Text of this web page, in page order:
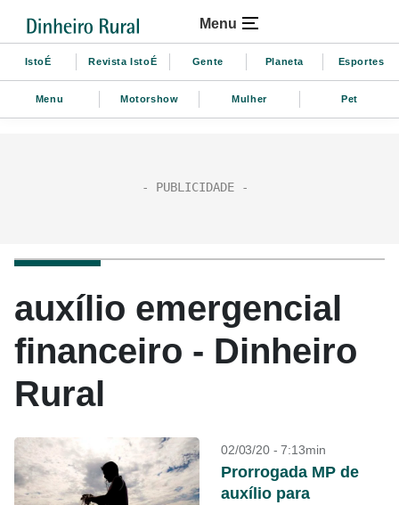
Menu
IstoÉ Revista IstoÉ Gente Planeta Esportes
Menu Motorshow Mulher Pet
auxílio emergencial
financeiro - Dinheiro
Rural
02/03/20 - 7:13min
Prorrogada MP de
auxílio para